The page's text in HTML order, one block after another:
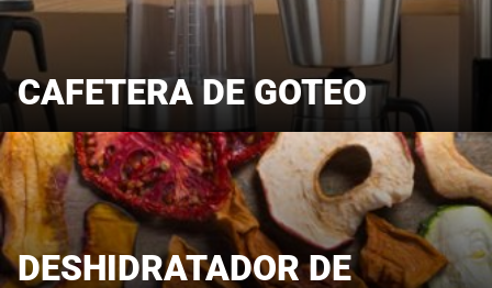
CAFETERA DE GOTEO
DESHIDRATADOR DE